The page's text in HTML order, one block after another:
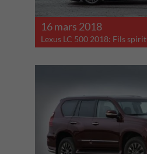
16 mars 2018
Lexus LC 500 2018: Fils